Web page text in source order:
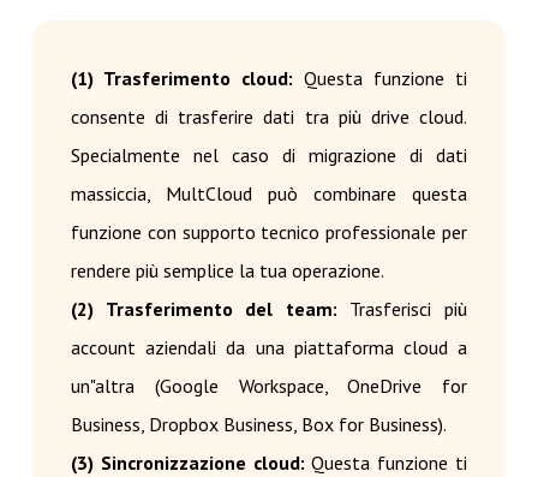
(1) Trasferimento cloud: Questa funzione ti
consente di trasferire dati tra più drive cloud.
Specialmente nel caso di migrazione di dati
massiccia, MultCloud può combinare questa
funzione con supporto tecnico professionale per
rendere più semplice la tua operazione.
(2) Trasferimento del team: Trasferisci più
account aziendali da una piattaforma cloud a
un"altra (Google Workspace, OneDrive for
Business, Dropbox Business, Box for Business).
(3) Sincronizzazione cloud: Questa funzione ti